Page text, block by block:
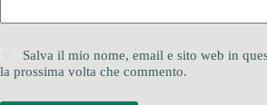
Salva il mio nome, email e sito web in
la prossima volta che commento.